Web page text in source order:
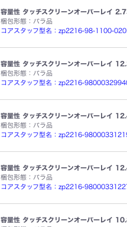
容量性 タッチスクリーンオーバーレイ
梱包形態：バラ品
コアスタッフ型名：zp2216-98-1100-
容量性 タッチスクリーンオーバーレイ
梱包形態：バラ品
コアスタッフ型名：zp2216-
容量性 タッチスクリーンオーバーレイ
梱包形態：バラ品
コアスタッフ型名：zp2216-
容量性 タッチスクリーンオーバーレイ
梱包形態：バラ品
コアスタッフ型名：zp2216-
容量性 タッチスクリーンオーバーレイ